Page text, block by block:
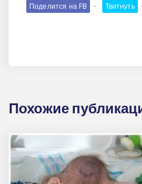
Поделится на FB Твитнуть
Похожие